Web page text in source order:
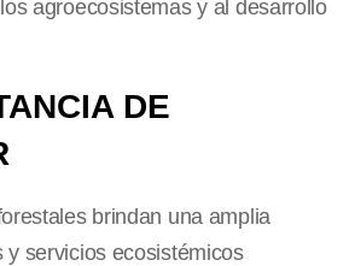
agroecosistemas y al desarrollo
DE
brindan una amplia
y servicios ecosistémicos